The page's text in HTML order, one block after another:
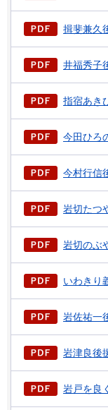
揖斐兼久
井福秀子
指宿あき
今田ひろ
今村行信
岩切たつ
岩切のぶ
いわきり
岩佐祐一
岩津良後
岩戸を良